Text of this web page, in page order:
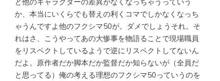
か、本当にいくらでも替えの利くコマでしかなくなっち
ゃうんですよ他のフクシマ50が。ダメでしょうそれ。そ
れはさ、こうやってあの大惨事を物語ることで現場職員
をリスペクトしているようで逆にリスペクトしてないん
だよ。原作者だか脚本だか監督だか知らないが（全員だ
と思ってる）俺の考える理想のフクシマ50っていうのを